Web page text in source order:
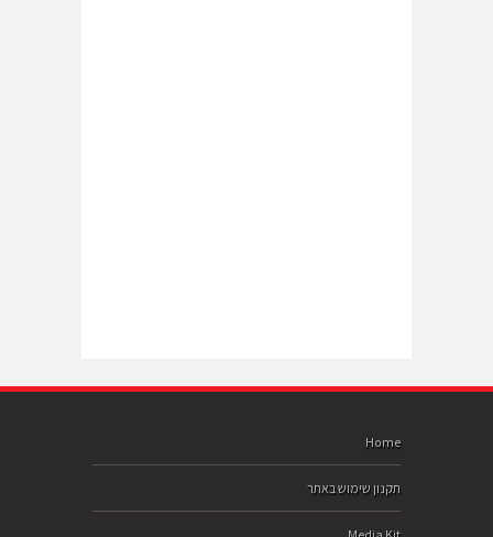
Home
תקנון שימוש באתר